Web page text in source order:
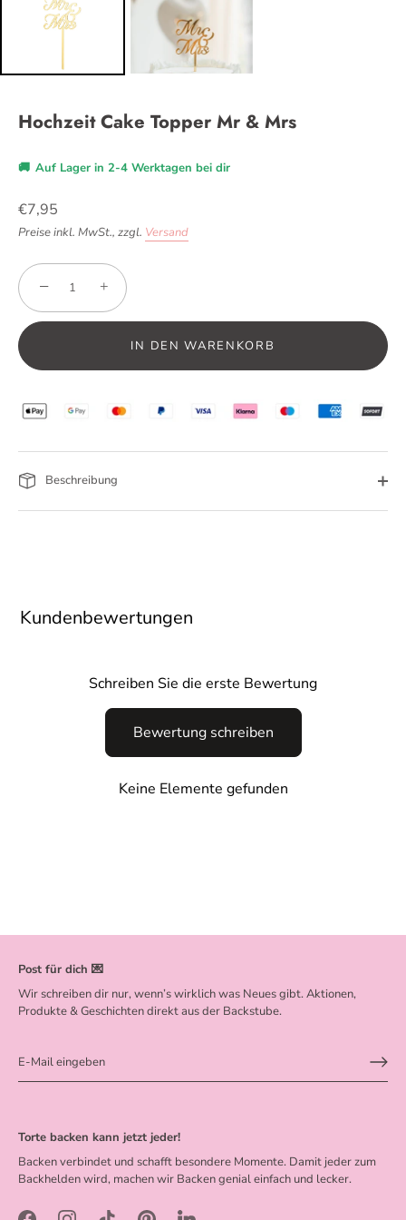
Hochzeit Cake Topper Mr & Mrs
🚚 Auf Lager in 2-4 Werktagen bei dir
€7,95
Preise inkl. MwSt., zzgl. Versand
− +
IN DEN WARENKORB
Beschreibung
Kundenbewertungen
Schreiben Sie die erste Bewertung
Bewertung schreiben
Keine Elemente gefunden
Post für dich 💌
Wir schreiben dir nur, wenn’s wirklich was Neues gibt. Aktionen,
Produkte & Geschichten direkt aus der Backstube.
Torte backen kann jetzt jeder!
Backen verbindet und schafft besondere Momente. Damit jeder zum
Backhelden wird, machen wir Backen genial einfach und lecker.